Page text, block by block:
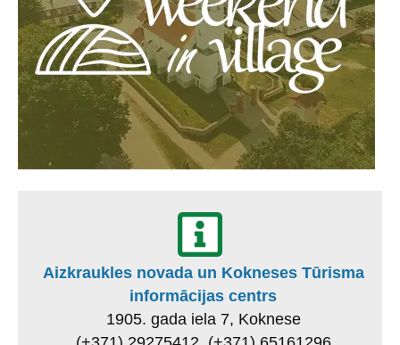
Aizkraukles novada un Kokneses Tūrisma
informācijas centrs
1905. gada iela 7, Koknese